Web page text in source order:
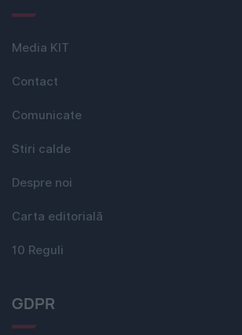
Media KIT
Contact
Comunicate
Stiri calde
Despre noi
Carta editorială
10 Reguli
GDPR